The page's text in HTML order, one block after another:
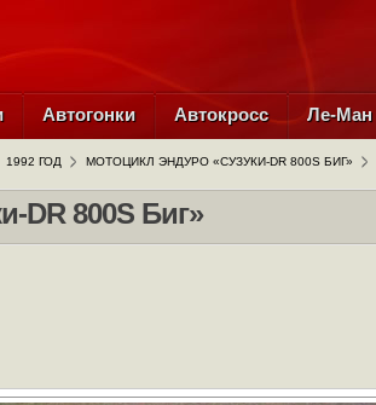
Автогонки Автокросс Ле-Ман
1992 ГОД МОТОЦИКЛ ЭНДУРО «СУЗУКИ-DR 800S БИГ»
DR 800S Биг»